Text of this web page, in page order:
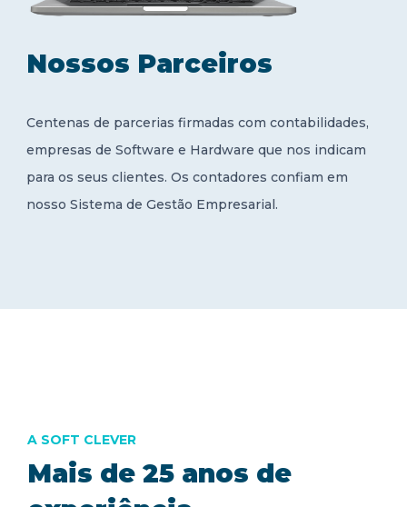
Nossos Parceiros
Centenas de parcerias firmadas com contabilidades,
empresas de Software e Hardware que nos indicam
para os seus clientes. Os contadores confiam em
nosso Sistema de Gestão Empresarial.
Mais de 25 anos de
A SOFT CLEVER